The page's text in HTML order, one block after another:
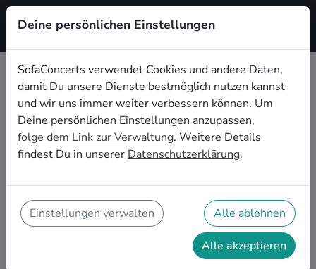
Registrieren
Lounge Live-Musik für den 50.
Geburtstag in Mannheim
Schon wieder ist ein Jahrzehnt vergangen und Dein
nächster runder Geburtstag steht an? Ein Konzert ist
auf eine ganz besondere Art und Weise zu feiern. Ob
kleine Gartenparty oder Feier mit der ganzen
Nachbarschaft: Auf SofaConcerts findest Du tolle
Lounge Live-Acts, die perfekt zu Deiner 50.
Geburtstagsfeier in Mannheim passen.
Deine persönlichen Einstellungen
SofaConcerts verwendet Cookies und andere Daten,
damit Du unsere Dienste bestmöglich nutzen kannst
und wir uns immer weiter verbessern können. Um
Deine persönlichen Einstellungen anzupassen,
folge dem Link zur Verwaltung. Weitere Details
findest Du in unserer Datenschutzerklärung.
Einstellungen verwalten Alle ablehnen
Alle akzeptieren